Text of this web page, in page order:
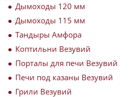
Дымоходы 120 мм
Дымоходы 115 мм
Тандыры Амфора
Коптильни Везувий
Порталы для печи Везувий
Печи под казаны Везувий
Грили Везувий